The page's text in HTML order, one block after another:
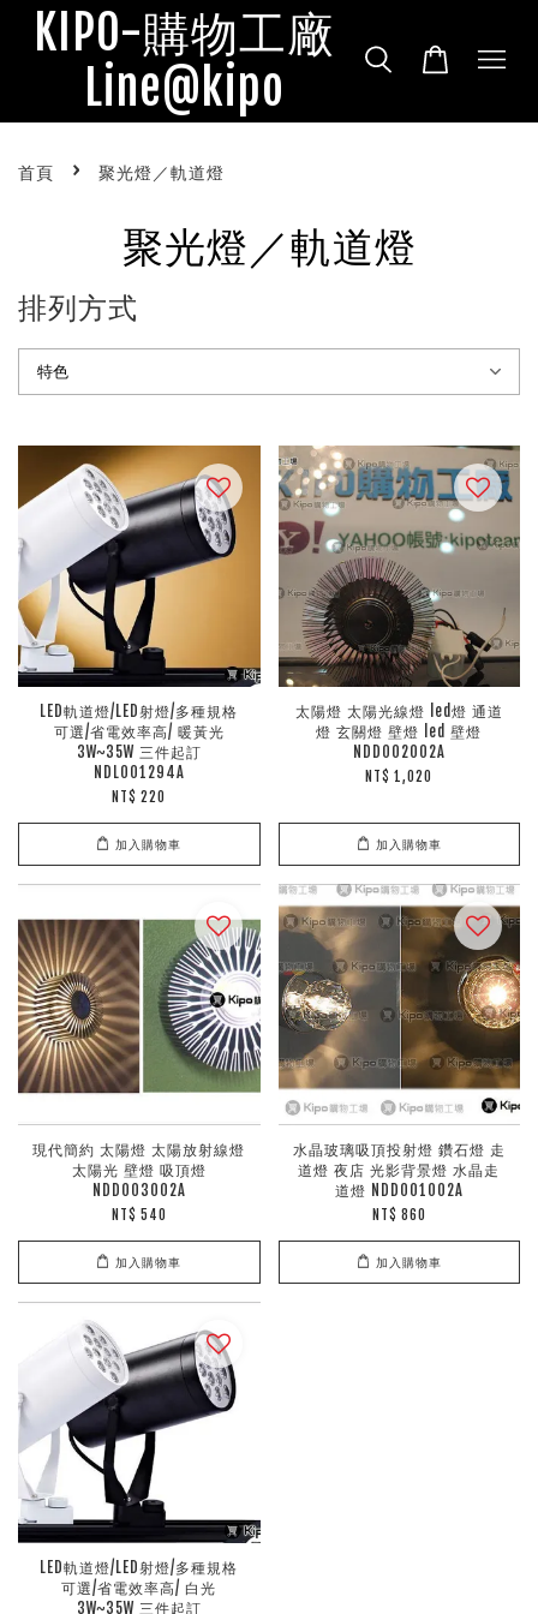
KIPO-購物工廠
Line@kipo
首頁 › 聚光燈／軌道燈
聚光燈／軌道燈
排列方式
LED軌道燈/LED射燈/多種規格
可選/省電效率高/ 暖黃光
3W~35W 三件起訂
NDL001294A
NT$ 220
加入購物車
太陽燈 太陽光線燈 led燈 通道
燈 玄關燈 壁燈 led 壁燈
NDD002002A
NT$ 1,020
加入購物車
現代簡約 太陽燈 太陽放射線燈
太陽光 壁燈 吸頂燈
NDD003002A
NT$ 540
加入購物車
水晶玻璃吸頂投射燈 鑽石燈 走
道燈 夜店 光影背景燈 水晶走
道燈 NDD001002A
NT$ 860
加入購物車
LED軌道燈/LED射燈/多種規格
可選/省電效率高/ 白光
3W~35W 三件起訂